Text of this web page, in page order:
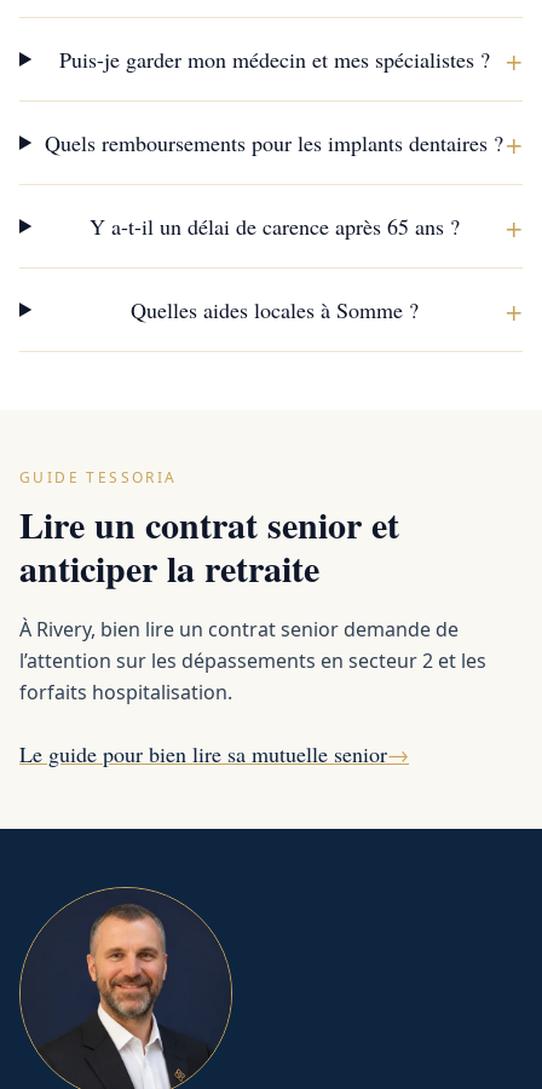
Puis-je garder mon médecin et mes spécialistes ? +
Quels remboursements pour les implants dentaires ?+
Y a-t-il un délai de carence après 65 ans ? +
Quelles aides locales à Somme ? +
GUIDE TESSORIA
Lire un contrat senior et
anticiper la retraite
À Rivery, bien lire un contrat senior demande de
l’attention sur les dépassements en secteur 2 et les
forfaits hospitalisation.
Le guide pour bien lire sa mutuelle senior→